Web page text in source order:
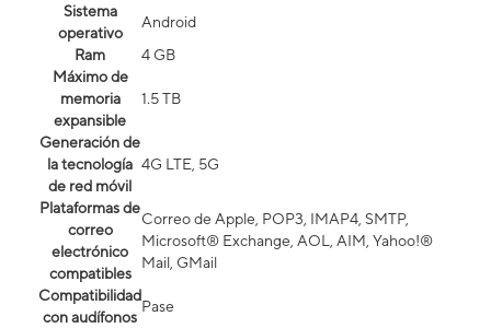
Sistema
operativo
Android
Ram
4 GB
Máximo de
memoria
expansible
1.5 TB
Generación de
la tecnología
de red móvil
4G LTE, 5G
Plataformas de
correo
electrónico
compatibles
Correo de Apple, POP3, IMAP4, SMTP,
Microsoft® Exchange, AOL, AIM, Yahoo!®
Mail, GMail
Compatibilidad
con audífonos
Pase